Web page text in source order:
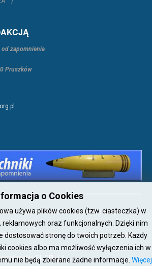
o Cookies
używa plików cookies (tzw. ciasteczka) w
oraz funkcjonalnych. Dzięki nim
dostosować stronę do twoich potrzeb. Każdy
cookies albo ma możliwość wyłączenia ich w
nie będą zbierane żadne informacje. Więcej
od zapomnienia
Pruszków
All Rights Reserved. Powered byZabytki-
of Twitter, Inc. Code licensed under
underSIL OFL 1.1.